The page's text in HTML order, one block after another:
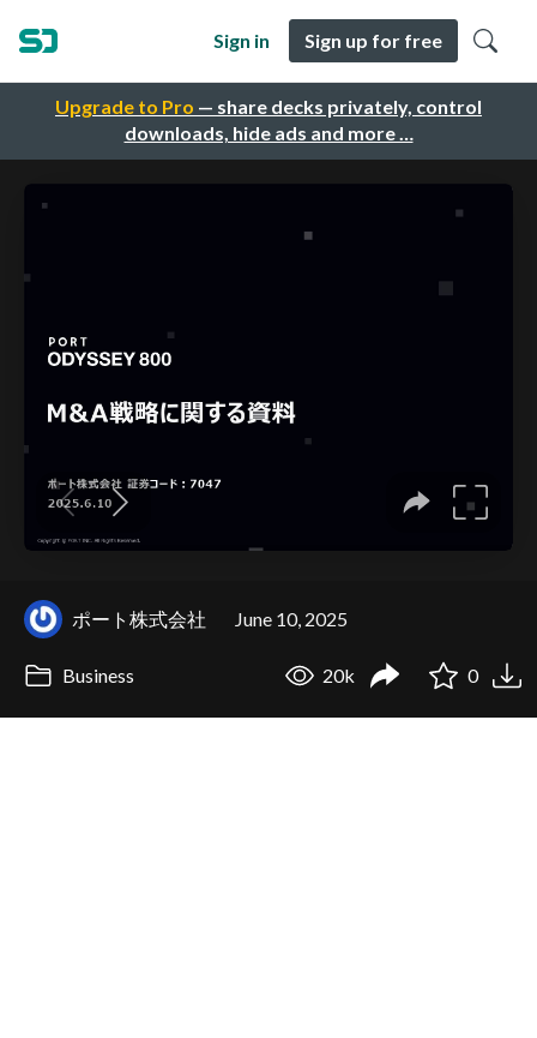
Upgrade to Pro — share decks privately, control
downloads, hide ads and more …
Sign in Sign up for free
ポート株式会社 June 10, 2025
Business 20k 0